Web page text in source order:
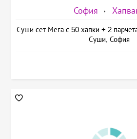
София
Суши сет Мега с 50 хапки + 2
Суши, София